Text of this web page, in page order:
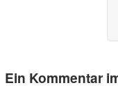
Ein Kommentar